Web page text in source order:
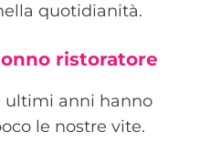
quotidianità.
ristoratore
ultimi anni hanno
le nostre vite.